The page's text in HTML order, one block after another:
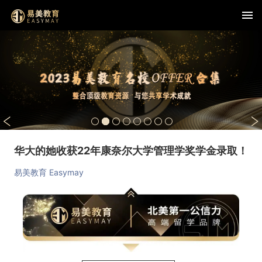
华大的她收获22年康奈尔大学管理学奖学金录取！
易美教育 Easymay